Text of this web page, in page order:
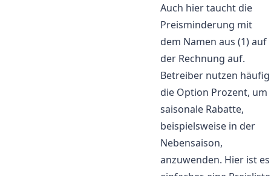
Auch hier taucht die
Preisminderung mit
dem Namen aus (1) auf
der Rechnung auf.
Betreiber nutzen häufig
die Option Prozent, um
saisonale Rabatte,
beispielsweise in der
Nebensaison,
anzuwenden. Hier ist es